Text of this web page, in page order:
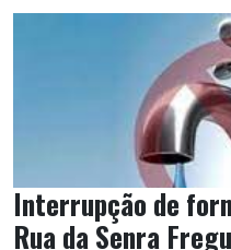
Interrupção de
Rua da Senra